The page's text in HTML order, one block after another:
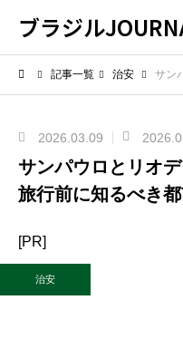
ブラジル
記事一覧 治安 サンパウ
2026.03.09
サンパウロとリオ
旅行前に知るべき
[PR]
治安